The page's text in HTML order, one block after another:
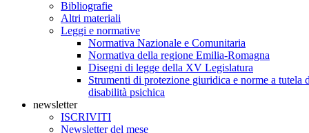
Bibliografie
Altri materiali
Leggi e normative
Normativa Nazionale e Comunitaria
Normativa della regione Emilia-Romagna
Disegni di legge della XV Legislatura
Strumenti di protezione giuridica e norme a tutela
disabilità psichica
newsletter
ISCRIVITI
Newsletter del mese